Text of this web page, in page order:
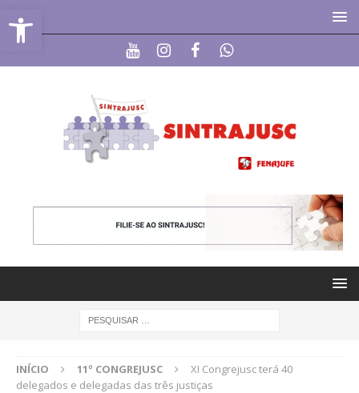
Abrir a barra de ferramentas
INÍCIO 11º CONGREJUSC
XI Congrejusc terá 40
delegados e delegadas das três justiças